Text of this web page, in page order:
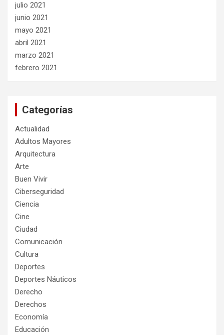
julio 2021
junio 2021
mayo 2021
abril 2021
marzo 2021
febrero 2021
Categorías
Actualidad
Adultos Mayores
Arquitectura
Arte
Buen Vivir
Ciberseguridad
Ciencia
Cine
Ciudad
Comunicación
Cultura
Deportes
Deportes Náuticos
Derecho
Derechos
Economía
Educación